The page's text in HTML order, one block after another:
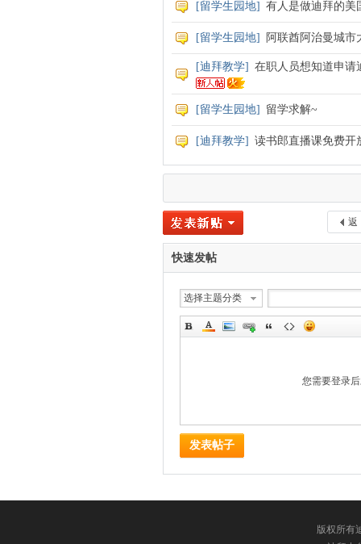
[留学生园地] 有人是做迪拜的美
[留学生园地] 阿联酋阿治曼城市
[迪拜教学] 在职人员想知道申请
[留学生园地] 留学求解~
[迪拜教学] 读书郎直播课免费开
返
快速发帖
选择主题分类
您需要登录
发表帖子
版权所有